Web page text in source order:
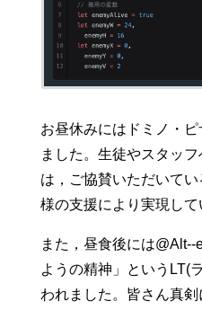
お昼休みにはドミノ・
ました。生徒やスタッ
は，ご協賛いただいて
様の支援により実現して
また，昼食後には
ようの精神」というLT(
われました。皆さん真剣